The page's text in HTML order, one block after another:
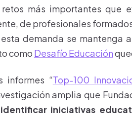
más importantes que
de profesionales
demanda se mantenga
como Desafío Educación
informes “Top-100
amplia que
identificar iniciativas